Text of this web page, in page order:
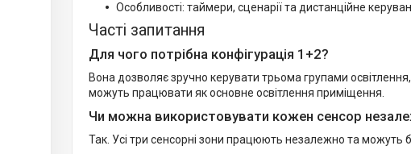
Особливості: таймери, сценарії та дистанційне
Часті запитання
Для чого потрібна конфігурація 1+2?
Вона дозволяє зручно керувати трьома групами
можуть працювати як основне освітлення приміщення.
Чи можна використовувати кожен сенсор
Так. Усі три сенсорні зони працюють незалежно та можуть